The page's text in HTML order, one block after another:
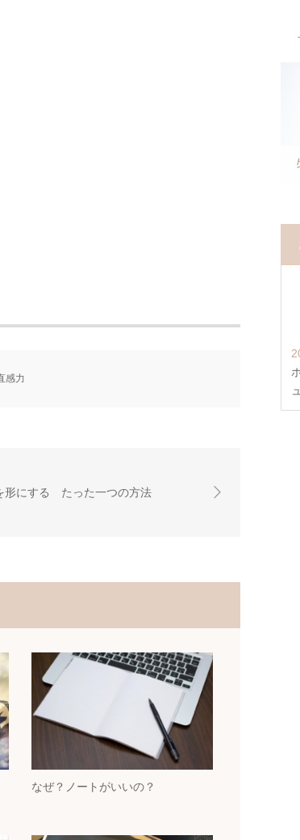
感力
形にする たった一つの方法
なぜ？ノートがいいの？